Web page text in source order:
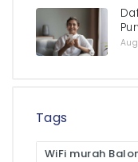
Tags
WiFi murah